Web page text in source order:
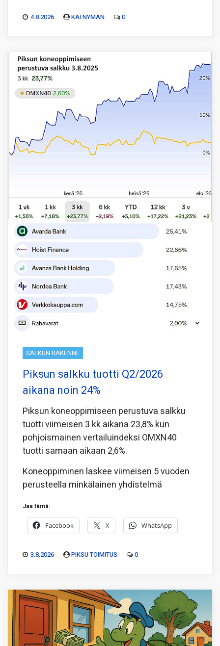
4.8.2026 KAI NYMAN 0
SALKUN RAKENNE
Piksun salkku tuotti Q2/2026
aikana noin 24%
Piksun koneoppimiseen perustuva salkku
tuotti viimeisen 3 kk aikana 23,8% kun
pohjoismainen vertailuindeksi OMXN40
tuotti samaan aikaan 2,6%.
Koneoppiminen laskee viimeisen 5 vuoden
perusteella minkälainen yhdistelmä
Jaa tämä:
Facebook X WhatsApp
3.8.2026 PIKSU TOIMITUS 0